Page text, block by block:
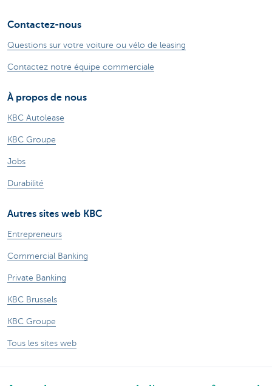
Contactez-nous
Questions sur votre voiture ou vélo de leasing
Contactez notre équipe commerciale
À propos de nous
KBC Autolease
KBC Groupe
Jobs
Durabilité
Autres sites web KBC
Entrepreneurs
Commercial Banking
Private Banking
KBC Brussels
KBC Groupe
Tous les sites web